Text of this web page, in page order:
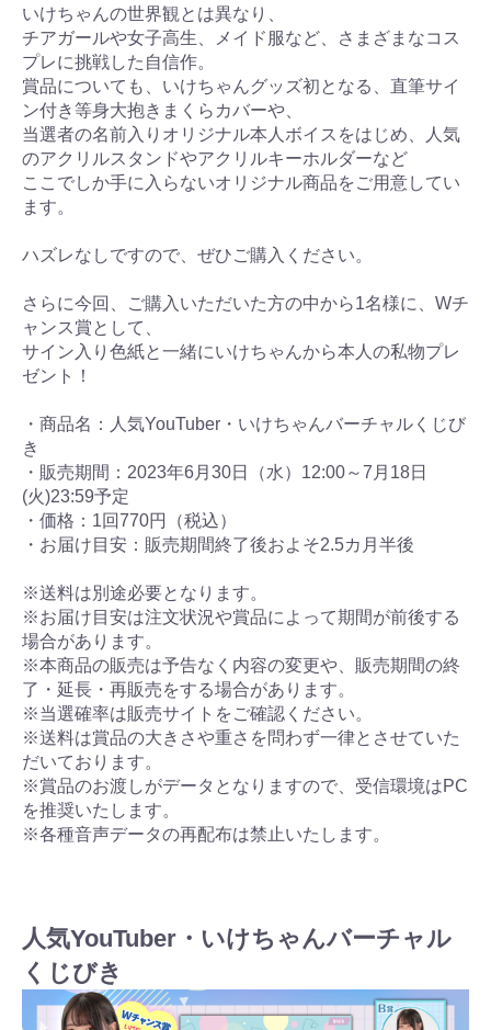
いけちゃんの世界観とは異なり、
チアガールや女子高生、メイド服など、さまざまなコス
プレに挑戦した自信作。
賞品についても、いけちゃんグッズ初となる、直筆サイ
ン付き等身大抱きまくらカバーや、
当選者の名前入りオリジナル本人ボイスをはじめ、人気
のアクリルスタンドやアクリルキーホルダーなど
ここでしか手に入らないオリジナル商品をご用意してい
ます。
ハズレなしですので、ぜひご購入ください。
さらに今回、ご購入いただいた方の中から1名様に、Wチ
ャンス賞として、
サイン入り色紙と一緒にいけちゃんから本人の私物プレ
ゼント！
・商品名：人気YouTuber・いけちゃんバーチャルくじび
き
・販売期間：2023年6月30日（水）12:00～7月18日
(火)23:59予定
・価格：1回770円（税込）
・お届け目安：販売期間終了後およそ2.5カ月半後
※送料は別途必要となります。
※お届け目安は注文状況や賞品によって期間が前後する
場合があります。
※本商品の販売は予告なく内容の変更や、販売期間の終
了・延長・再販売をする場合があります。
※当選確率は販売サイトをご確認ください。
※送料は賞品の大きさや重さを問わず一律とさせていた
だいております。
※賞品のお渡しがデータとなりますので、受信環境はPC
を推奨いたします。
※各種音声データの再配布は禁止いたします。
人気YouTuber・いけちゃんバーチャル
くじびき